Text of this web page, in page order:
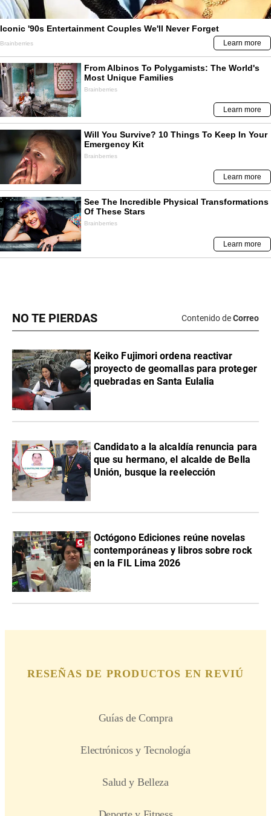
NO TE PIERDAS Contenido deCorreo
Keiko Fujimori ordena reactivar
proyecto de geomallas para proteger
quebradas en Santa Eulalia
Candidato a la alcaldía renuncia para
que su hermano, el alcalde de Bella
Unión, busque la reelección
Octógono Ediciones reúne novelas
contemporáneas y libros sobre rock
en la FIL Lima 2026